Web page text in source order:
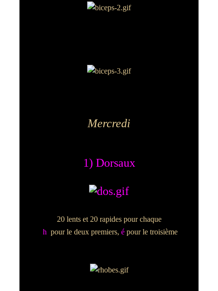
Mercredi
1) Dorsaux
20 lents et 20 rapides pour chaque
h pour le deux premiers, épour le troisième